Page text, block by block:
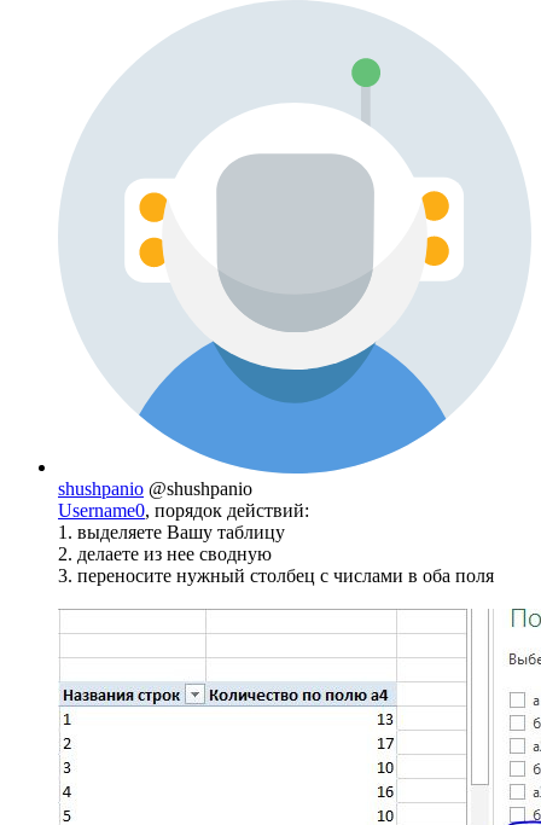
shushpanio @shushpanio
Username0, порядок действий:
1. выделяете Вашу таблицу
2. делаете из нее сводную
3. переносите нужный столбец с числами в оба поля